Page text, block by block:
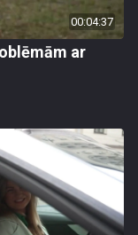
00:04:37
ar